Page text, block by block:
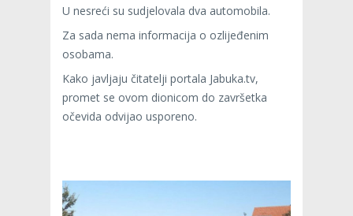
U nesreći su sudjelovala dva automobila.
Za sada nema informacija o ozlijeđenim
osobama.
Kako javljaju čitatelji portala Jabuka.tv,
promet se ovom dionicom do završetka
očevida odvijao usporeno.